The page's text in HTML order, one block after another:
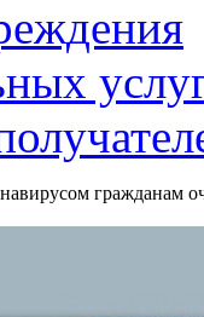
гражданам